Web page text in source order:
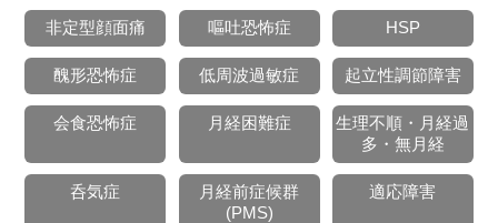
非定型顔面痛 嘔吐恐怖症 HSP
醜形恐怖症 低周波過敏症 起立性調節障害
会食恐怖症 月経困難症
生理不順・月経過
多・無月経
呑気症
月経前症候群
(PMS)
適応障害